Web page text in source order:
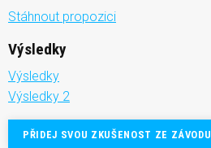
Stáhnout propozici
Výsledky
Výsledky
Výsledky 2
PŘIDEJ SVOU ZKUŠENOST ZE ZÁVODU